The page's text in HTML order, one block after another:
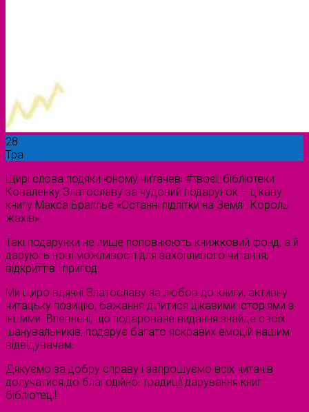
28
Тра
Щирі слова подяки юному читачеві #твоєї_бібліотеки
Коваленку Златославу за чудовий подарунок – цікаву
книгу Макса Бралльє «Останні підлітки на Землі. Король
жахів».
Такі подарунки не лише поповнюють книжковий фонд, а й
дарують нові можливості для захопливого читання,
відкриттів і пригод.
Ми щиро вдячні Златославу за любов до книги, активну
читацьку позицію, бажання ділитися цікавими історіями з
іншими. Впевнені, що подароване видання знайде своїх
шанувальників, подарує багато яскравих емоцій нашим
відвідувачам.
Дякуємо за добру справу і запрошуємо всіх читачів
долучатися до благодійної традиції дарування книг
бібліотеці!